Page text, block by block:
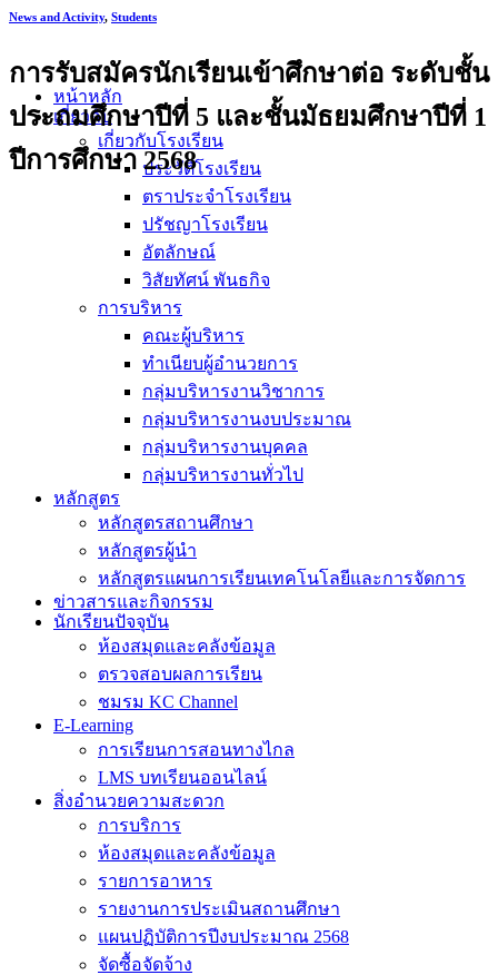
หน้าหลัก
เกี่ยวกับ
เกี่ยวกับโรงเรียน
ประวัติโรงเรียน
ตราประจำโรงเรียน
ปรัชญาโรงเรียน
อัตลักษณ์
วิสัยทัศน์ พันธกิจ
การบริหาร
คณะผู้บริหาร
ทำเนียบผู้อำนวยการ
กลุ่มบริหารงานวิชาการ
กลุ่มบริหารงานงบประมาณ
กลุ่มบริหารงานบุคคล
กลุ่มบริหารงานทั่วไป
หลักสูตร
หลักสูตรสถานศึกษา
หลักสูตรผู้นำ
หลักสูตรแผนการเรียนเทคโนโลยีและการจัดการ
ข่าวสารและกิจกรรม
นักเรียนปัจจุบัน
ห้องสมุดและคลังข้อมูล
ตรวจสอบผลการเรียน
ชมรม KC Channel
E-Learning
การเรียนการสอนทางไกล
LMS บทเรียนออนไลน์
สิ่งอำนวยความสะดวก
การบริการ
ห้องสมุดและคลังข้อมูล
รายการอาหาร
รายงานการประเมินสถานศึกษา
แผนปฏิบัติการปีงบประมาณ 2568
จัดซื้อจัดจ้าง
News and Activity, Students
การรับสมัครนักเรียนเข้าศึกษาต่อ ระดับชั้น
ประถมศึกษาปีที่ 5 และชั้นมัธยมศึกษาปีที่ 1
ปีการศึกษา 2568